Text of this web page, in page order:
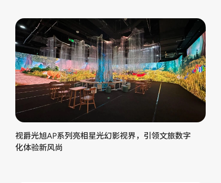
视爵光旭AP系列亮相星光幻影视界，引领文旅数字
化体验新风尚